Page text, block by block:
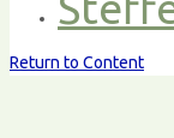
Return to Content